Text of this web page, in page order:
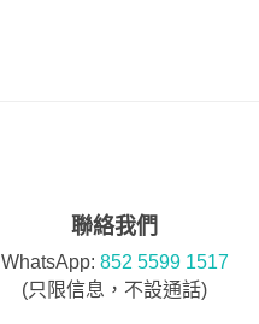
聯絡我們
WhatsApp: 852 5599 1517
(只限信息，不設通話)